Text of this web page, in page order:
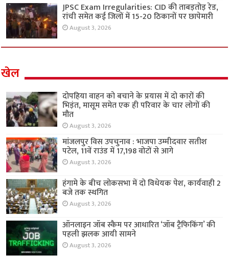
JPSC Exam Irregularities: CID की ताबड़तोड़ रेड,
रांची समेत कई जिलों में 15-20 ठिकानों पर छापेमारी
August 3, 2026
खेल
दोपहिया वाहन को बचाने के प्रयास में दो कारों की
भिड़ंत, मासूम समेत एक ही परिवार के चार लोगों की
मौत
August 3, 2026
मांजलपुर विस उपचुनाव : भाजपा उम्मीदवार सतीश
पटेल, 11वें राउंड में 17,198 वोटों से आगे
August 3, 2026
हंगामे के बीच लोकसभा में दो विधेयक पेश, कार्यवाही 2
बजे तक स्थगित
August 3, 2026
ऑनलाइन जॉब स्कैम पर आधारित ‘जॉब ट्रैफिकिंग’ की
पहली झलक आयी सामने
August 3, 2026